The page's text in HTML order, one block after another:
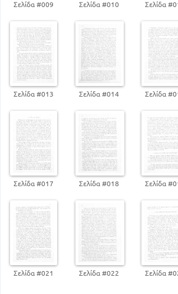
Σελίδα #009 Σελίδα #010 Σελίδα
Σελίδα #013 Σελίδα #014 Σελίδα
Σελίδα #017 Σελίδα #018 Σελίδα
Σελίδα #021 Σελίδα #022 Σελίδα